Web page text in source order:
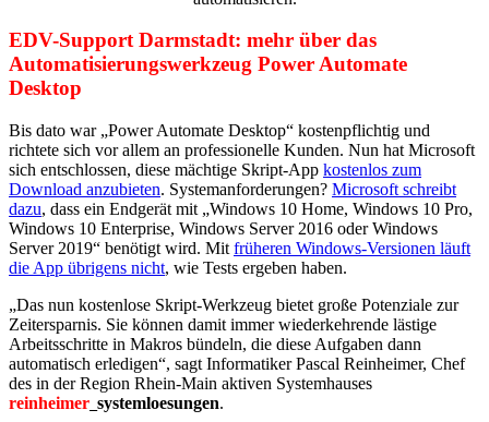
EDV-Support Darmstadt: mehr über das
Automatisierungswerkzeug Power Automate
Desktop
Bis dato war „Power Automate Desktop“ kostenpflichtig und
richtete sich vor allem an professionelle Kunden. Nun hat Microsoft
sich entschlossen, diese mächtige Skript-App kostenlos zum
Download anzubieten. Systemanforderungen? Microsoft schreibt
dazu, dass ein Endgerät mit „Windows 10 Home, Windows 10 Pro,
Windows 10 Enterprise, Windows Server 2016 oder Windows
Server 2019“ benötigt wird. Mit früheren Windows-Versionen läuft
die App übrigens nicht, wie Tests ergeben haben.
„Das nun kostenlose Skript-Werkzeug bietet große Potenziale zur
Zeitersparnis. Sie können damit immer wiederkehrende lästige
Arbeitsschritte in Makros bündeln, die diese Aufgaben dann
automatisch erledigen“, sagt Informatiker Pascal Reinheimer, Chef
des in der Region Rhein-Main aktiven Systemhauses
reinheimer systemloesungen.